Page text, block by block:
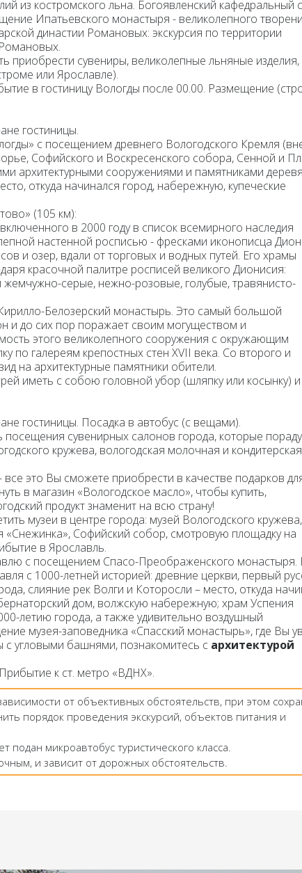
из костромского льна. Богоявленский кафедральный
Ипатьевского монастыря - великолепного
династии Романовых: экскурсия по территории
сувениры, великолепные льняные изделия,
или Ярославле).
в гостиницу Вологды после 00.00. Размещение
гостиницы.
с посещением древнего Вологодского Кремля
Софийского и Воскресенского собора, Сенной и
архитектурными сооружениями и памятниками
откуда начинался город, набережную, купеческие
(105 км):
включенного в 2000 году в список всемирного наследия
настенной росписью - фресками иконописца
и озер, вдали от торговых и водных путей. Его храмы
красочной палитре росписей великого Дионисия:
жемчужно-серые, нежно-розовые, голубые, травянисто-
Белозерский монастырь. Это самый большой
и до сих пор поражает своим могуществом и
этого великолепного сооружения с окружающим
по галереям крепостных стен XVII века. Со второго и
на архитектурные памятники обители.
иметь с собою головной убор (шляпку или косынку)
гостиницы. Посадка в автобус (с вещами).
сувенирных салонов города, которые
кружева, вологодская молочная и кондитерская
это Вы сможете приобрести в качестве подарков
в магазин «Вологодское масло», чтобы купить,
продукт знаменит на всю страну!
музеи в центре города: музей Вологодского кружева,
Софийский собор, смотровую площадку на
в Ярославль.
с посещением Спасо-Преображенского монастыря.
с 1000-летней историей: древние церкви, первый
слияние рек Волги и Которосли – место, откуда
дом, волжскую набережную; храм Успения
летию города, а также удивительно воздушный
музея-заповедника «Спасский монастырь», где Вы
угловыми башнями, познакомитесь с архитектурой
к ст. метро «ВДНХ».
от объективных обстоятельств, при этом
порядок проведения экскурсий, объектов питания и
микроавтобус туристического класса.
и зависит от дорожных обстоятельств.